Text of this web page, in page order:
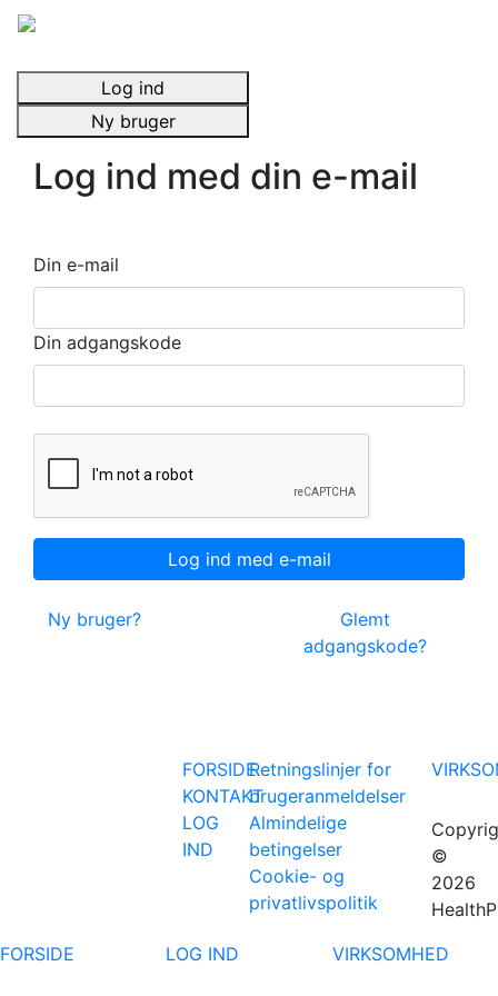
Log ind
Ny bruger
Log ind med din e-mail
Din e-mail
Din adgangskode
Ny bruger?
Glemt
adgangskode?
FORSIDE
KONTAKT
LOG
IND
Retningslinjer for
brugeranmeldelser
Almindelige
betingelser
Cookie- og
privatlivspolitik
©
2026
FORSIDE
LOG IND VIRKSOMHED